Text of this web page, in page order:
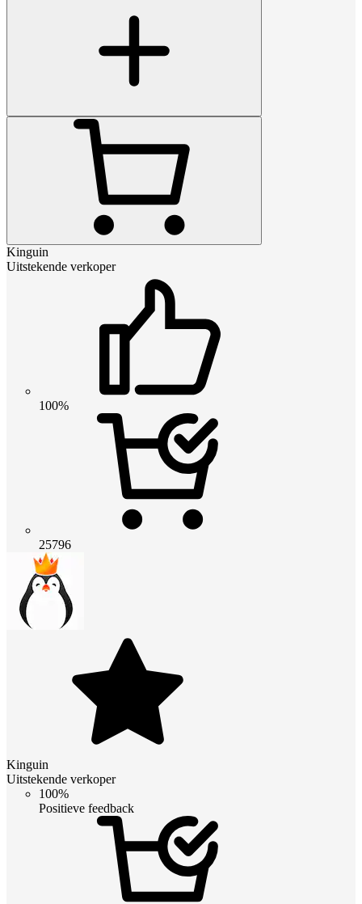
Kinguin
Uitstekende verkoper
100%
25796
Kinguin
Uitstekende verkoper
100%
Positieve feedback